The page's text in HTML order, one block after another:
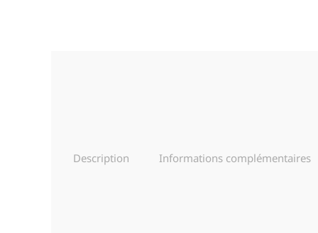
Description Informations complémentaires